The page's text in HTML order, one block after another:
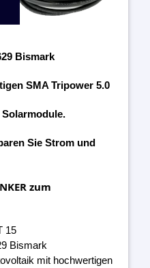
Bismark
SMA Tripower 5.0
Solarmodule.
Sie Strom und
zum
15
Bismark
mit hochwertigen